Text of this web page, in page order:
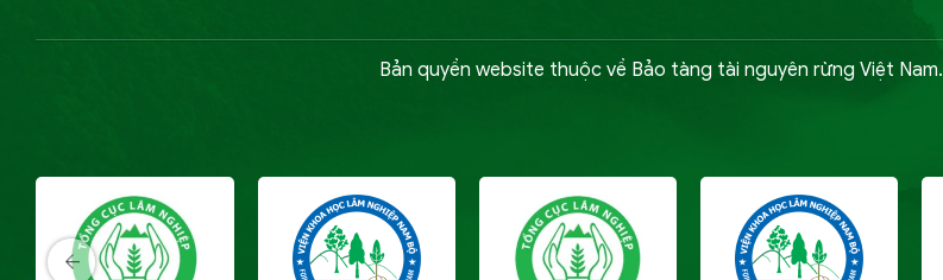
Bản quyền website thuộc về Bảo tàng tài nguyên rừng Việt Nam.